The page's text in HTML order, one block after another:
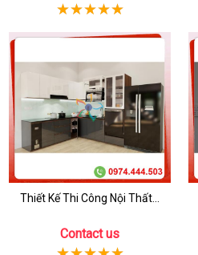
Thiết Kế Thi Công Nội Thất...
Contact us